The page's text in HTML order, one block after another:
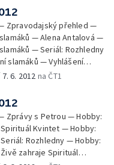
ze společnosti — Hobby:
Tipy na deskové hry —
— Hobby: Lepení
se Zbigniewem
ze společnosti — Jak
— Seriál: Grilování —
svět — Beseda se
— Zprávy ze
přehled —
zahrad —
SMS soutěže — Zprávy ze
Zpravodajský přehled —
— Alena Antalová —
— Seriál: Rozhledny
slamáků — Vyhlášení
Kulturní přehled — Běh
pro život — Živě: Jiřina
přehled —
— Seriál: Grilování —
Zprávy ze společnosti —
— Živě: Jiřina Anna
přehled — Reportáž:
7. 6. 2012 na ČT1
Zprávy s Petrou — Hobby:
Kvintet — Hobby:
Rozhledny — Hobby:
zahraje Spirituál